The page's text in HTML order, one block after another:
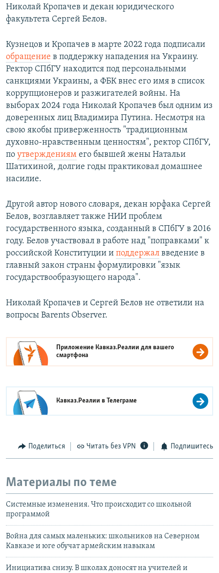
Николай Кропачев и декан юридического
факультета Сергей Белов.
Кузнецов и Кропачев в марте 2022 года подписали
обращение в поддержку нападения на Украину.
Ректор СПбГУ находится под персональными
санкциями Украины, а ФБК внес его имя в список
коррупционеров и разжигателей войны. На
выборах 2024 года Николай Кропачев был одним из
доверенных лиц Владимира Путина. Несмотря на
свою якобы приверженность "традиционным
духовно-нравственным ценностям", ректор СПбГУ,
по утверждениям его бывшей жены Натальи
Шатихиной, долгие годы практиковал домашнее
насилие.
Другой автор нового словаря, декан юрфака Сергей
Белов, возглавляет также НИИ проблем
государственного языка, созданный в СПбГУ в 2016
году. Белов участвовал в работе над "поправками" к
российской Конституции и поддержал введение в
главный закон страны формулировки "язык
государствообразующего народа".
Николай Кропачев и Сергей Белов не ответили на
вопросы Barents Observer.
Приложение Кавказ.Реалии для вашего
смартфона
Кавказ.Реалии вТелеграме
Поделиться Читать без VPN Подпишитесь
Материалы по теме
Системные изменения. Что происходит со школьной
программой
Война для самых маленьких: школьников на Северном
Кавказе и юге обучат армейским навыкам
Инициатива снизу. В школах доносят на учителей и